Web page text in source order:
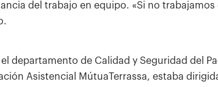
del trabajo en equipo. «Si no
departamento de Calidad y Seguridad del
Asistencial MútuaTerrassa, estaba